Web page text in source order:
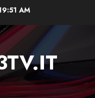
AM